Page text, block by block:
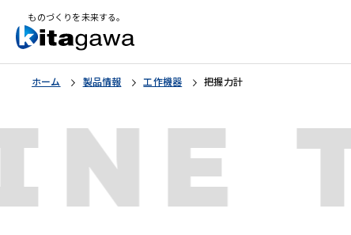
ものづくりを未来する。
ホーム 製品情報 工作機器 把握力計